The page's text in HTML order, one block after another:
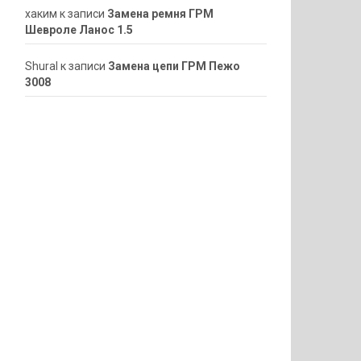
хаким к записи Замена ремня ГРМ
Шевроле Ланос 1.5
ShuraI к записи Замена цепи ГРМ Пежо
3008